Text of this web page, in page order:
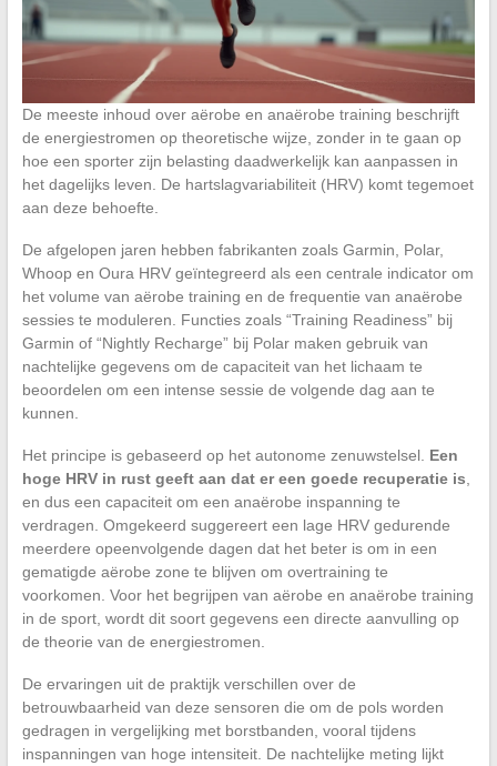
De meeste inhoud over aërobe en anaërobe training beschrijft
de energiestromen op theoretische wijze, zonder in te gaan op
hoe een sporter zijn belasting daadwerkelijk kan aanpassen in
het dagelijks leven. De hartslagvariabiliteit (HRV) komt tegemoet
aan deze behoefte.
De afgelopen jaren hebben fabrikanten zoals Garmin, Polar,
Whoop en Oura HRV geïntegreerd als een centrale indicator om
het volume van aërobe training en de frequentie van anaërobe
sessies te moduleren. Functies zoals “Training Readiness” bij
Garmin of “Nightly Recharge” bij Polar maken gebruik van
nachtelijke gegevens om de capaciteit van het lichaam te
beoordelen om een intense sessie de volgende dag aan te
kunnen.
Het principe is gebaseerd op het autonome zenuwstelsel. Een
hoge HRV in rust geeft aan dat er een goede recuperatie is
en dus een capaciteit om een anaërobe inspanning te
verdragen. Omgekeerd suggereert een lage HRV gedurende
meerdere opeenvolgende dagen dat het beter is om in een
gematigde aërobe zone te blijven om overtraining te
voorkomen. Voor het begrijpen van aërobe en anaërobe training
in de sport, wordt dit soort gegevens een directe aanvulling op
de theorie van de energiestromen.
De ervaringen uit de praktijk verschillen over de
betrouwbaarheid van deze sensoren die om de pols worden
gedragen in vergelijking met borstbanden, vooral tijdens
inspanningen van hoge intensiteit. De nachtelijke meting lijkt